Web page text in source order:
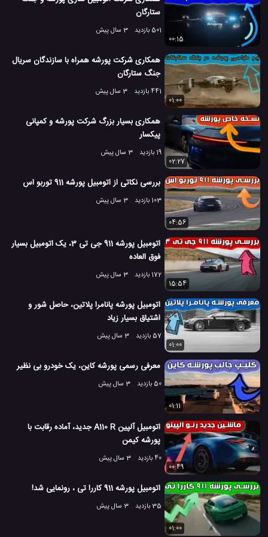
ستارگان
501 بازدید
3 سال پیش
00:15
همکاری شرکت پورشه همراه با سازندگان سریال
جنگ ستارگان
441 بازدید
3 سال پیش
01:00
همکاری بسیار بزرگ شرکت پورشه و کمپانی
پیکسار
19 بازدید
3 سال پیش
02:27
بررسی نکاتی از اتومبیل پورشه 911 توربو اس
103 بازدید 3 سال پیش
04:56
اتومبیل پورشه 911 جی تی 3، یک اتومبیل بسیار
فوق العاده
172 بازدید
3 سال پیش
15:54
اتومبیل پورشه پانامرا پلاتین، حاصل شور و
اشتیاق بسیار زیاد
57 بازدید
3 سال پیش
01:00
معرفی رسمی پورشه کاین، یک خودرو بی نظیر
50 بازدید 3 سال پیش
01:11
اتومبیل آلپین A110 R جدید، آماده رقابت با
پورشه کیمن
40 بازدید
3 سال پیش
00:49
اتومبیل پورشه 911 کاررا تی ، رونمایی شد!
35 بازدید 3 سال پیش
01:00